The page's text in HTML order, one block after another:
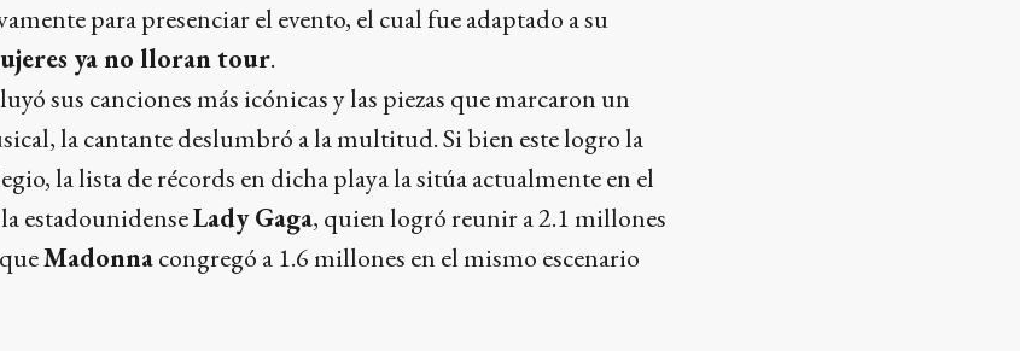
para presenciar el evento, el cual fue adaptado a su
ya no lloran tour.
sus canciones más icónicas y las piezas que marcaron un
la cantante deslumbró a la multitud. Si bien este logro la
la lista de récords en dicha playa la sitúa actualmente en el
estadounidenseLady Gaga, quien logró reunir a 2.1 millones
Madonnacongregó a 1.6 millones en el mismo escenario